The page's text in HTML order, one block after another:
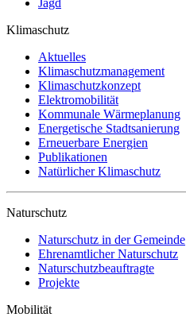
Jagd
Klimaschutz
Aktuelles
Klimaschutzmanagement
Klimaschutzkonzept
Elektromobilität
Kommunale Wärmeplanung
Energetische Stadtsanierung
Erneuerbare Energien
Publikationen
Natürlicher Klimaschutz
Naturschutz
Naturschutz in der Gemeinde
Ehrenamtlicher Naturschutz
Naturschutzbeauftragte
Projekte
Mobilität